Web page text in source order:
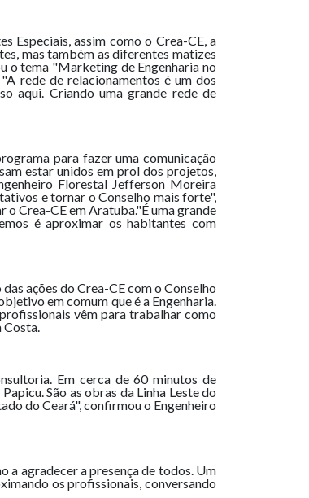
Especiais, assim como o Crea-CE, a
mas também as diferentes matizes
o tema "Marketing de Engenharia no
rede de relacionamentos é um dos
aqui. Criando uma grande rede de
para fazer uma comunicação
estar unidos em prol dos projetos,
Florestal Jefferson Moreira
e tornar o Conselho mais forte",
o Crea-CE em Aratuba."É uma grande
é aproximar os habitantes com
ações do Crea-CE com o Conselho
em comum que é a Engenharia.
vêm para trabalhar como
Costa.
Em cerca de 60 minutos de
São as obras da Linha Leste do
do Ceará", confirmou o Engenheiro
a agradecer a presença de todos. Um
os profissionais, conversando